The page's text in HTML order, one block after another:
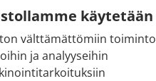
välttämättömiin
ja analyyseihin